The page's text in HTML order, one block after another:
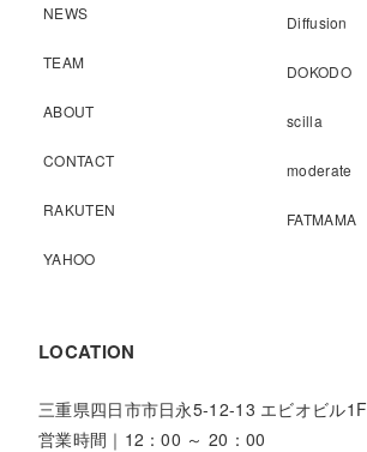
NEWS
TEAM
ABOUT
CONTACT
RAKUTEN
YAHOO
Diffusion
DOKODO
scilla
moderate
FATMAMA
LOCATION
三重県四日市市日永5-12-13 エビオビル1F
営業時間｜12：00 ～ 20：00